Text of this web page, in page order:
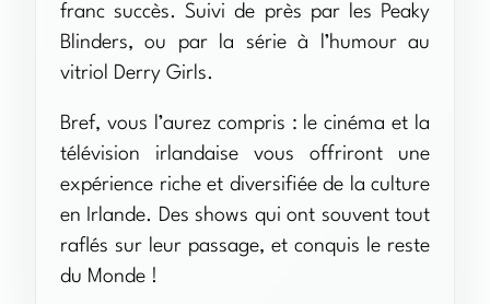
franc succès. Suivi de près par les Peaky
Blinders, ou par la série à l’humour au
vitriol Derry Girls.
Bref, vous l’aurez compris : le cinéma et la
télévision irlandaise vous offriront une
expérience riche et diversifiée de la culture
en Irlande. Des shows qui ont souvent tout
raflés sur leur passage, et conquis le reste
du Monde !